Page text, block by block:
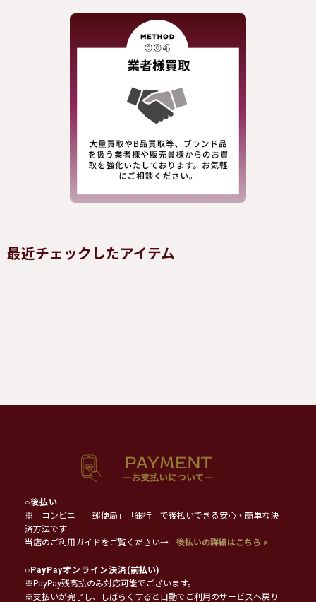
最近チェックしたアイテム
○後払い
※「コンビニ」「郵便局」「銀行」で後払いできる安心・簡単な決
済方法です
当店のご利用ガイドをご覧ください→
後払いの詳細はこちら >
○PayPayオンライン決済(前払い)
※PayPay残高払のみ対応可能でございます。
※支払いが完了し、しばらくすると自動でご利用のサービスへ戻り